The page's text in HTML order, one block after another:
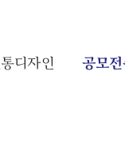
디자인 공모